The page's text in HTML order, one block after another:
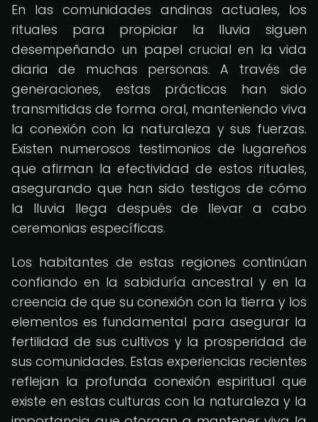
En las comunidades andinas actuales, los
rituales para propiciar la lluvia siguen
desempeñando un papel crucial en la vida
diaria de muchas personas. A través de
generaciones, estas prácticas han sido
transmitidas de forma oral, manteniendo viva
la conexión con la naturaleza y sus fuerzas.
Existen numerosos testimonios de lugareños
que afirman la efectividad de estos rituales,
asegurando que han sido testigos de cómo
la lluvia llega después de llevar a cabo
ceremonias específicas.
Los habitantes de estas regiones continúan
confiando en la sabiduría ancestral y en la
creencia de que su conexión con la tierra y los
elementos es fundamental para asegurar la
fertilidad de sus cultivos y la prosperidad de
sus comunidades. Estas experiencias recientes
reflejan la profunda conexión espiritual que
existe en estas culturas con la naturaleza y la